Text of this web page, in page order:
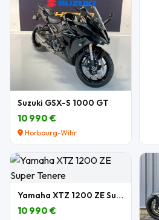
Suzuki GSX-S 1000 GT
10 990 €
Horbourg-Wihr
Yamaha XTZ 1200 ZE Super Tenere
10 990 €